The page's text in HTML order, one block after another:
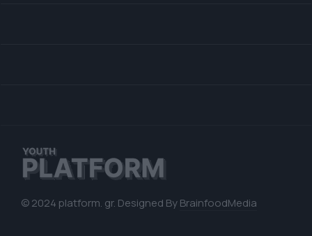
© 2024 platform. gr. Designed ByBrainfoodMedia